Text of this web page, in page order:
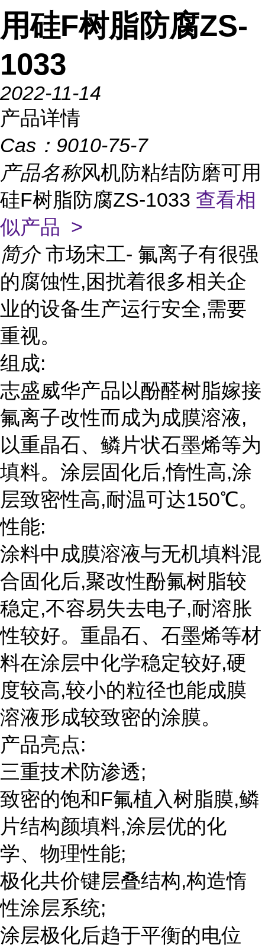
用硅F树脂防腐ZS-
1033
2022-11-14
产品详情
Cas： 9010-75-7
产品名称风机防粘结防磨可用
硅F树脂防腐ZS-1033 查看相
似产品 >
简介 市场宋工- 氟离子有很强
的腐蚀性,困扰着很多相关企
业的设备生产运行安全,需要
重视。
组成:
志盛威华产品以酚醛树脂嫁接
氟离子改性而成为成膜溶液,
以重晶石、鳞片状石墨烯等为
填料。涂层固化后,惰性高,涂
层致密性高,耐温可达150℃。
性能:
涂料中成膜溶液与无机填料混
合固化后,聚改性酚氟树脂较
稳定,不容易失去电子,耐溶胀
性较好。重晶石、石墨烯等材
料在涂层中化学稳定较好,硬
度较高,较小的粒径也能成膜
溶液形成较致密的涂膜。
产品亮点:
三重技术防渗透;
致密的饱和F氟植入树脂膜,鳞
片结构颜填料,涂层优的化
学、物理性能;
极化共价键层叠结构,构造惰
性涂层系统;
涂层极化后趋于平衡的电位